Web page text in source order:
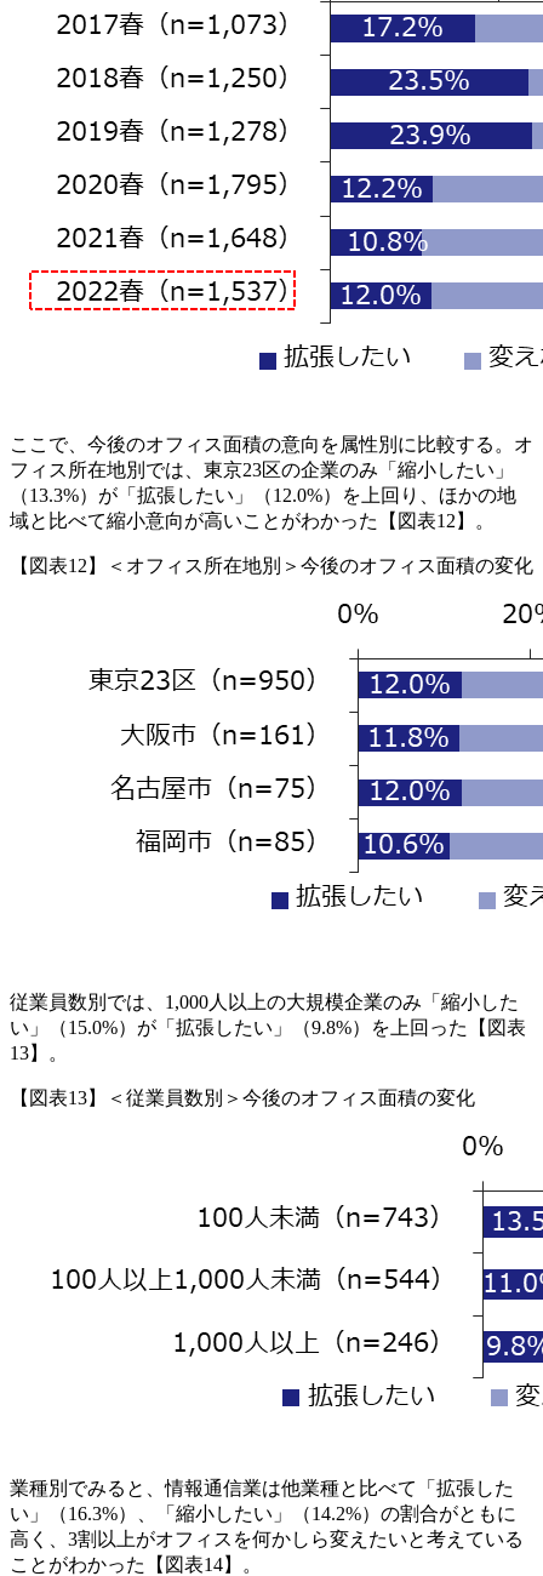
ここで、今後のオフィス面積の意向を属性別に比較する。オ
フィス所在地別では、東京23区の企業のみ「縮小したい」
（13.3%）が「拡張したい」（12.0%）を上回り、ほかの地
域と比べて縮小意向が高いことがわかった【図表12】。
【図表12】＜オフィス所在地別＞今後のオフィス面積の変化
従業員数別では、1,000人以上の大規模企業のみ「縮小した
い」（15.0%）が「拡張したい」（9.8%）を上回った【図表
13】。
【図表13】＜従業員数別＞今後のオフィス面積の変化
業種別でみると、情報通信業は他業種と比べて「拡張した
い」（16.3%）、「縮小したい」（14.2%）の割合がともに
高く、3割以上がオフィスを何かしら変えたいと考えている
ことがわかった【図表14】。